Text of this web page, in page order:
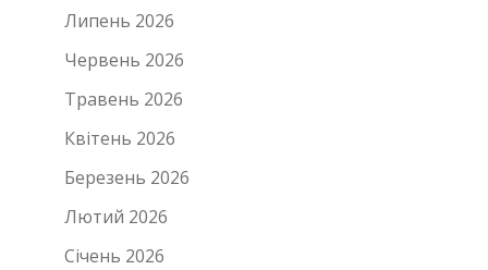
Липень 2026
Червень 2026
Травень 2026
Квітень 2026
Березень 2026
Лютий 2026
Січень 2026